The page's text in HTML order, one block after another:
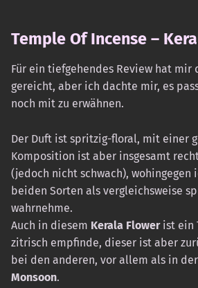
Temple Of Incense –
Für ein tiefgehendes Review hat mir
gereicht, aber ich dachte mir, es
noch mit zu erwähnen.
Der Duft ist spritzig-floral, mit einer
Komposition ist aber insgesamt
(jedoch nicht schwach), wohingegen
beiden Sorten als vergleichsweise
wahrnehme.
Auch in diesem Kerala Flowerist ein
zitrisch empfinde, dieser ist aber
bei den anderen, vor allem als in
Monsoon.